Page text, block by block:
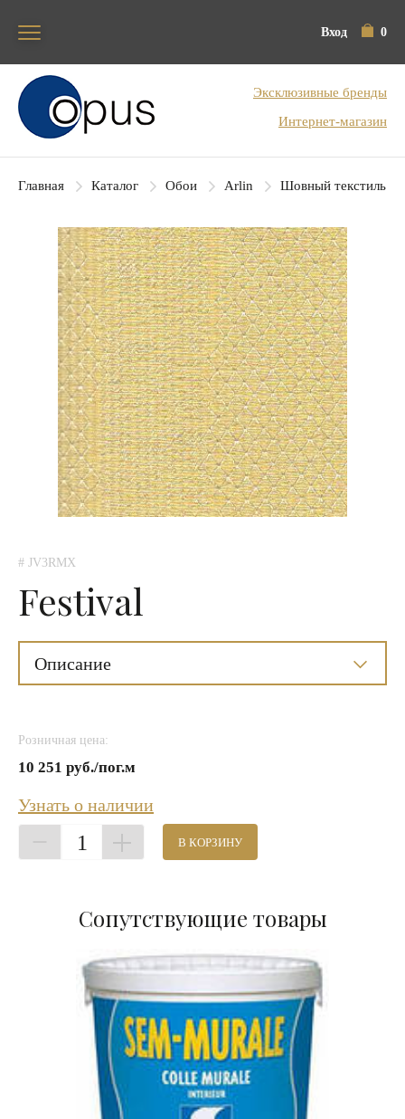
Вход 0
Блок поиска
Эксклюзивные бренды
Интернет-магазин
Главная Каталог Обои Arlin Шовный текстиль
# JV3RMX
Festival
Описание
Розничная цена:
10 251 руб./пог.м
Узнать о наличии
1 В КОРЗИНУ
Сопутствующие товары